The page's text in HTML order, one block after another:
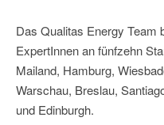
Das Qualitas Energy Team
ExpertInnen an fünfzehn
Mailand, Hamburg,
Warschau, Breslau,
und Edinburgh.